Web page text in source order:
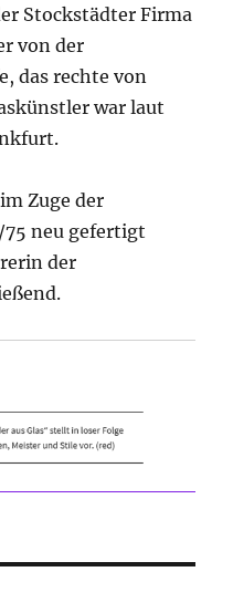
Stockstädter Firma
von der
das rechte von
war laut
Zuge der
neu gefertigt
der